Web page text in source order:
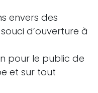
envers des
d’ouverture à
pour le public de
et sur tout